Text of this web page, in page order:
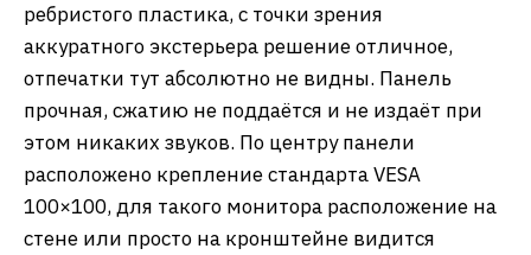
ребристого пластика, с точки зрения
аккуратного экстерьера решение отличное,
отпечатки тут абсолютно не видны. Панель
прочная, сжатию не поддаётся и не издаёт при
этом никаких звуков. По центру панели
расположено крепление стандарта VESA
100×100, для такого монитора расположение на
стене или просто на кронштейне видится